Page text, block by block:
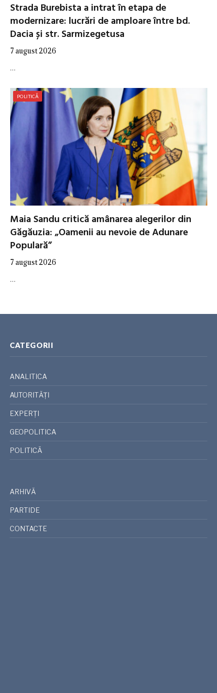
Strada Burebista a intrat în etapa de
modernizare: lucrări de amploare între bd.
Dacia și str. Sarmizegetusa
7 august 2026
…
POLITICĂ
Maia Sandu critică amânarea alegerilor din
Găgăuzia: „Oamenii au nevoie de Adunare
Populară”
7 august 2026
…
CATEGORII
ANALITICA
AUTORITĂȚI
EXPERȚI
GEOPOLITICA
POLITICĂ
ARHIVĂ
PARTIDE
CONTACTE